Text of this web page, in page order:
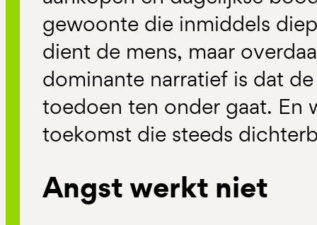
gewoonte die inmiddels
dient de mens, maar
dominante narratief is dat
toedoen ten onder gaat. En
toekomst die steeds
Angst werkt niet